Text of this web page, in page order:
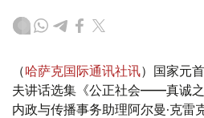
（哈萨克国际通讯社讯）国家元
夫讲话选集《公正社会——真诚
内政与传播事务助理阿尔曼·克雷